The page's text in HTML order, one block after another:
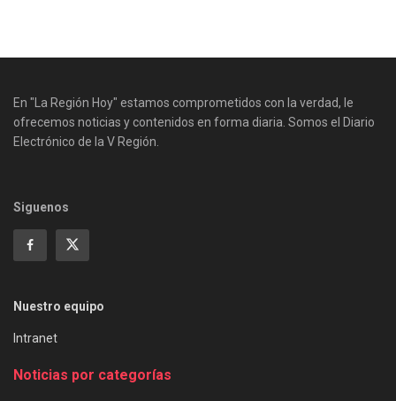
En "La Región Hoy" estamos comprometidos con la verdad, le
ofrecemos noticias y contenidos en forma diaria. Somos el Diario
Electrónico de la V Región.
Siguenos
Nuestro equipo
Intranet
Noticias por categorías